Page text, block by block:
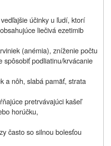
účinky u ľudí, ktorí
liečivá ezetimib
(anémia), zníženie počtu
spôsobiť podliatinu/krvácanie
a nôh, slabá pamäť, strata
pretrvávajúci kašeľ
horúčku,
často so silnou bolesťou